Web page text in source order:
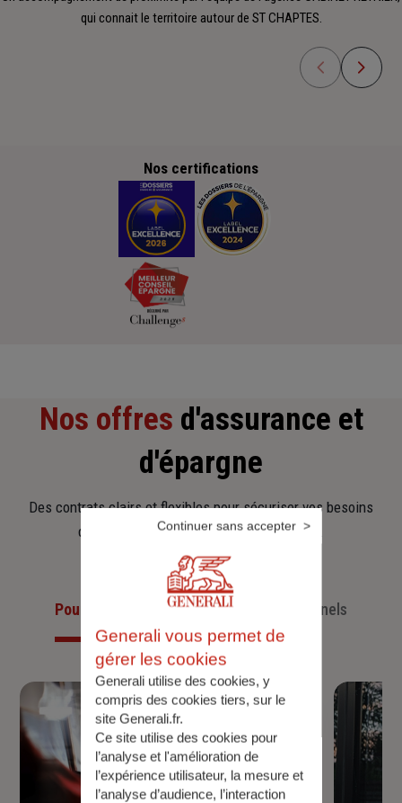
qui connait le territoire autour de ST CHAPTES.
Nos certifications
Nos offres d'assurance et
d'épargne
Des contrats clairs et flexibles pour sécuriser vos besoins
d’aujourd’hui et anticiper ceux de demain.
Pour les particuliersPour les professionnels
Generali vous permet de
gérer les cookies
Generali utilise des cookies, y
compris des cookies tiers, sur le
site Generali.fr.
Ce site utilise des cookies pour
l’analyse et l'amélioration de
l’expérience utilisateur, la mesure et
l’analyse d’audience, l’interaction
Continuer sans accepter